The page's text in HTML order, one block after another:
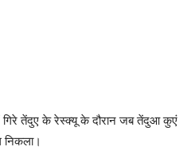
गिरे तेंदुए के रेस्क्यू के दौरान जब तेंदुआ कुएं
निकला।